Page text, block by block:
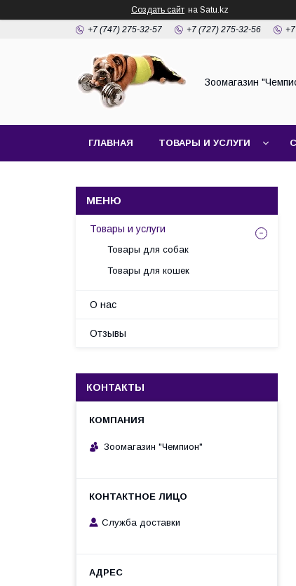
Создать сайт на Satu.kz
+7 (747) 275-32-57 +7 (727) 275-32-56
Зоомагазин
ГЛАВНАЯ ТОВАРЫ И УСЛУГИ
Товары и услуги
Товары для собак
Товары для кошек
О нас
Отзывы
КОНТАКТЫ
Зоомагазин "Чемпион"
Служба доставки